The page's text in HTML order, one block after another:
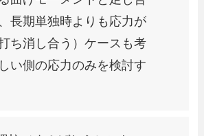
長期単独時よりも応力が
ち消し合う）ケースも考
い側の応力のみを検討す